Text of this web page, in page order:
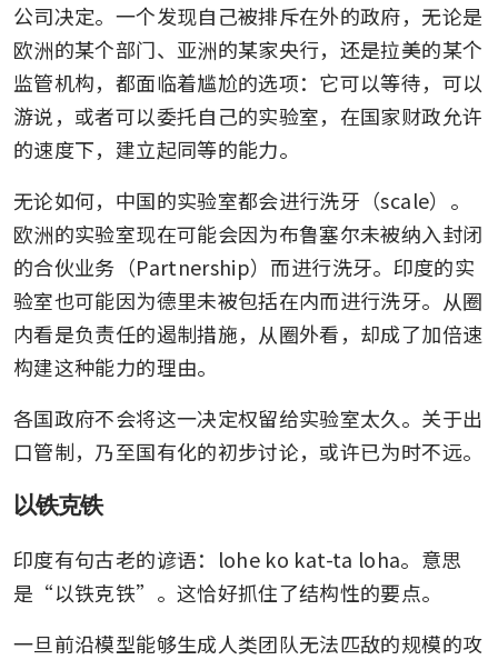
公司决定。一个发现自己被排斥在外的政府，无论是
欧洲的某个部门、亚洲的某家央行，还是拉美的某个
监管机构，都面临着尴尬的选项：它可以等待，可以
游说，或者可以委托自己的实验室，在国家财政允许
的速度下，建立起同等的能力。
无论如何，中国的实验室都会进行洗牙（scale）。
欧洲的实验室现在可能会因为布鲁塞尔未被纳入封闭
的合伙业务（Partnership）而进行洗牙。印度的实
验室也可能因为德里未被包括在内而进行洗牙。从圈
内看是负责任的遏制措施，从圈外看，却成了加倍速
构建这种能力的理由。
各国政府不会将这一决定权留给实验室太久。关于出
口管制，乃至国有化的初步讨论，或许已为时不远。
以铁克铁
印度有句古老的谚语：lohe ko kat-ta loha。意思
是“以铁克铁”。这恰好抓住了结构性的要点。
一旦前沿模型能够生成人类团队无法匹敌的规模的攻